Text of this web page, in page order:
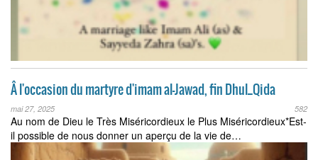
Â l'occasion du martyre d'imam al-Jawad, fin Dhul_Qida
mai 27, 2025 582
Au nom de Dieu le Très Miséricordieux le Plus Miséricordieux*Est-
il possible de nous donner un aperçu de la vie de…